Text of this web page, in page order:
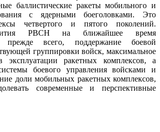
баллистические ракеты мобильного и
с ядерными боеголовками. Это
четвертого и пятого поколений.
РВСН на ближайшее время
прежде всего, поддержание боевой
группировки войск, максимальное
эксплуатации ракетных комплексов, а
боевого управления войсками и
доли мобильных ракетных комплексов,
современные и перспективные